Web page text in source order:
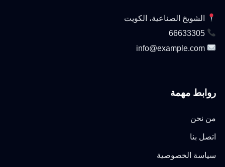
الشويخ الصناعية، الكويت
66633305
info@example.com
روابط مهمة
من نحن
اتصل بنا
سياسة الخصوصية